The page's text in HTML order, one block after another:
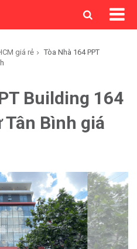
giá rẻ
Tòa Nhà 164 PPT
Building 164
Tân Bình giá